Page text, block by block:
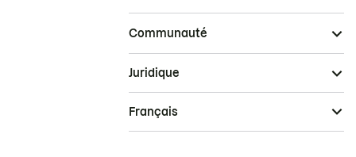
Communauté
Juridique
Français